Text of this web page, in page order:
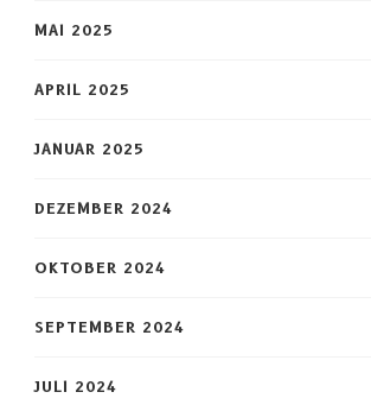
MAI 2025
APRIL 2025
JANUAR 2025
DEZEMBER 2024
OKTOBER 2024
SEPTEMBER 2024
JULI 2024